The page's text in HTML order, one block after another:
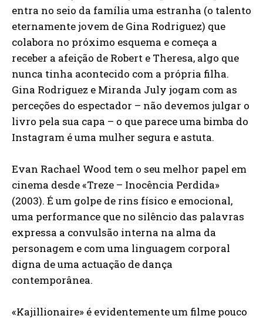
entra no seio da família uma estranha (o talento
eternamente jovem de Gina Rodriguez) que
colabora no próximo esquema e começa a
receber a afeição de Robert e Theresa, algo que
nunca tinha acontecido com a própria filha.
Gina Rodriguez e Miranda July jogam com as
perceções do espectador – não devemos julgar o
livro pela sua capa – o que parece uma bimba do
Instagram é uma mulher segura e astuta.
Evan Rachael Wood tem o seu melhor papel em
cinema desde «Treze – Inocência Perdida»
(2003). É um golpe de rins físico e emocional,
uma performance que no silêncio das palavras
expressa a convulsão interna na alma da
personagem e com uma linguagem corporal
digna de uma actuação de dança
contemporânea.
«Kajillionaire» é evidentemente um filme pouco